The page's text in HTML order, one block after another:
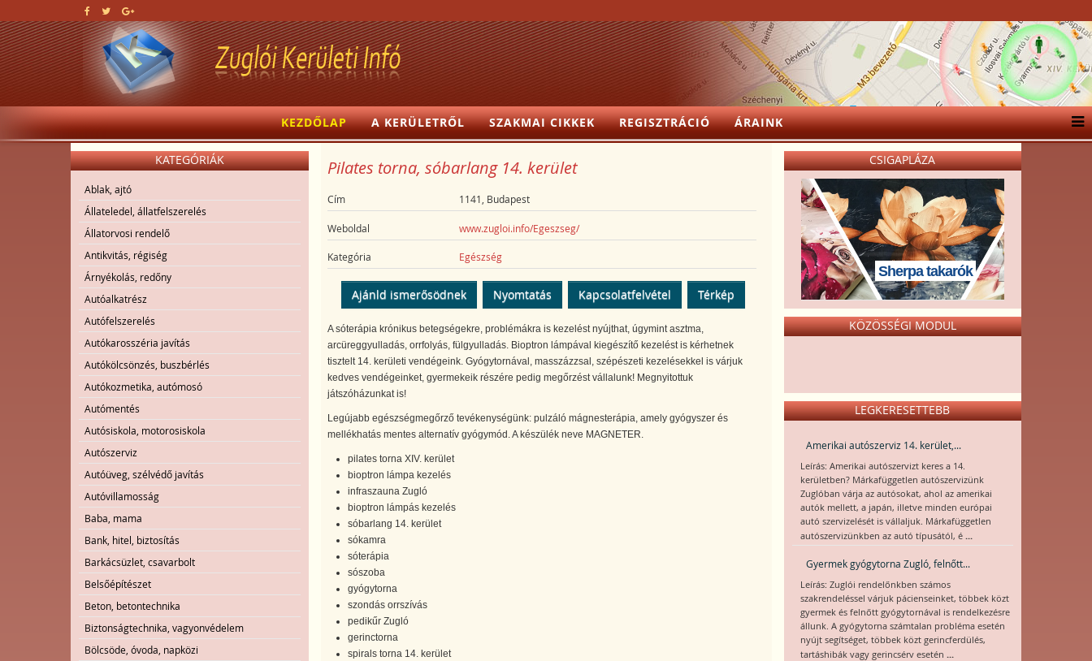
KEZDŐLAP A KERÜLETRŐL SZAKMAI CIKKEK REGISZTRÁCIÓ ÁRAINK
KATEGÓRIÁK
Ablak, ajtó
Állateledel, állatfelszerelés
Állatorvosi rendelő
Antikvitás, régiség
Árnyékolás, redőny
Autóalkatrész
Autófelszerelés
Autókarosszéria javítás
Autókölcsönzés, buszbérlés
Autókozmetika, autómosó
Autómentés
Autósiskola, motorosiskola
Autószerviz
Autóüveg, szélvédő javítás
Autóvillamosság
Baba, mama
Bank, hitel, biztosítás
Barkácsüzlet, csavarbolt
Belsőépítészet
Beton, betontechnika
Biztonságtechnika, vagyonvédelem
Bölcsöde, óvoda, napközi
Pilates torna, sóbarlang 14. kerület
Cím 1141, Budapest
Weboldal www.zugloi.info/Egeszseg/
Kategória Egészség
Ajánld ismerősödnek Nyomtatás Kapcsolatfelvétel Térkép
A sóterápia krónikus betegségekre, problémákra is kezelést nyújthat, úgymint asztma,
arcüreggyulladás, orrfolyás, fülgyulladás. Bioptron lámpával kiegészítő kezelést is kérhetnek
tisztelt 14. kerületi vendégeink. Gyógytornával, masszázzsal, szépészeti kezelésekkel is várjuk
kedves vendégeinket, gyermekeik részére pedig megőrzést vállalunk! Megnyitottuk
játszóházunkat is!
Legújabb egészségmegőrző tevékenységünk: pulzáló mágnesterápia, amely gyógyszer és
mellékhatás mentes alternatív gyógymód. A készülék neve MAGNETER.
pilates torna XIV. kerület
bioptron lámpa kezelés
infraszauna Zugló
bioptron lámpás kezelés
sóbarlang 14. kerület
sókamra
sóterápia
sószoba
gyógytorna
szondás orrszívás
pedikűr Zugló
gerinctorna
spirals torna 14. kerület
CSIGAPLÁZA
Sherpa takarók
KÖZÖSSÉGI MODUL
LEGKERESETTEBB
Amerikai autószerviz 14. kerület,...
Leírás: Amerikai autószervizt keres a 14.
kerületben? Márkafüggetlen autószervizünk
Zuglóban várja az autósokat, ahol az amerikai
autók mellett, a japán, illetve minden európai
autó szervizelését is vállaljuk. Márkafüggetlen
autószervizünkben az autó típusától, é ...
Gyermek gyógytorna Zugló, felnőtt...
Leírás: Zuglói rendelőnkben számos
szakrendeléssel várjuk pácienseinket, többek közt
gyermek és felnőtt gyógytornával is rendelkezésre
állunk. A gyógytorna számtalan probléma esetén
nyújt segítséget, többek közt gerincferdülés,
tartáshibák vagy gerincsérv esetén ...